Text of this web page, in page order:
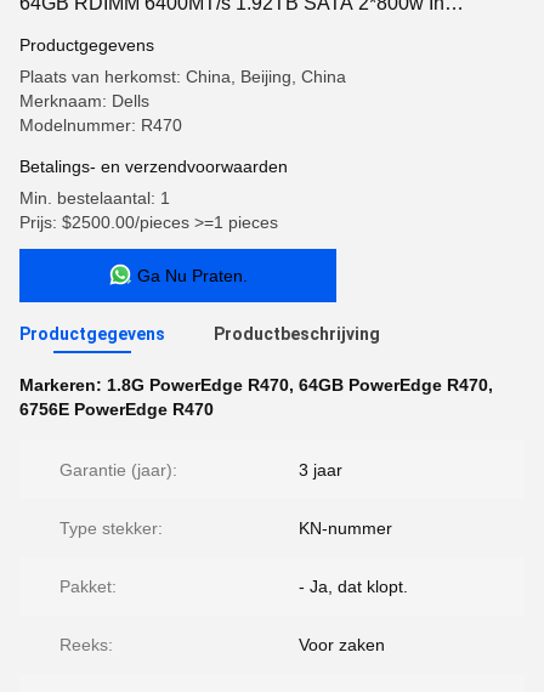
Productgegevens
Plaats van herkomst: China, Beijing, China
Merknaam: Dells
Modelnummer: R470
Betalings- en verzendvoorwaarden
Min. bestelaantal: 1
Prijs: $2500.00/pieces >=1 pieces
Ga Nu Praten.
Productgegevens Productbeschrijving
Markeren: 1.8G PowerEdge R470, 64GB PowerEdge R470,
6756E PowerEdge R470
Garantie (jaar): 3 jaar
Type stekker: KN-nummer
Pakket: - Ja, dat klopt.
Reeks: Voor zaken